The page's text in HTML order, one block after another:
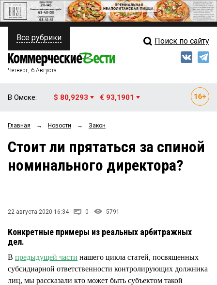
ПОЛИТИКА
ФИНАНСЫ
ОБЩЕСТВО
ЗАКОН
СТИЛЬ ЖИЗНИ
Свежий выпуск
Рейтинги
Блоги
Все рубрики Поиск по сайту
Четверг, 6 Августа
В Омске: $ 80,9293 € 93,1901
Главная → Новости → Закон
Стоит ли прятаться за спиной
номинального директора?
22 августа 2020 16:34 0 5791
Конкретные примеры из реальных арбитражных
дел.
В предыдущей части нашего цикла статей, посвященных
субсидиарной ответственности контролирующих должника
лиц, мы рассказали кто может быть субъектом такой